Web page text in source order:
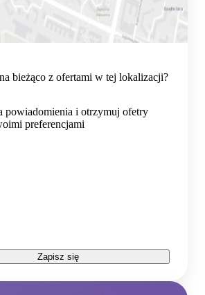
bieżąco z ofertami w tej lokalizacji?
powiadomienia i otrzymuj ofetry
preferencjami
Zapisz się